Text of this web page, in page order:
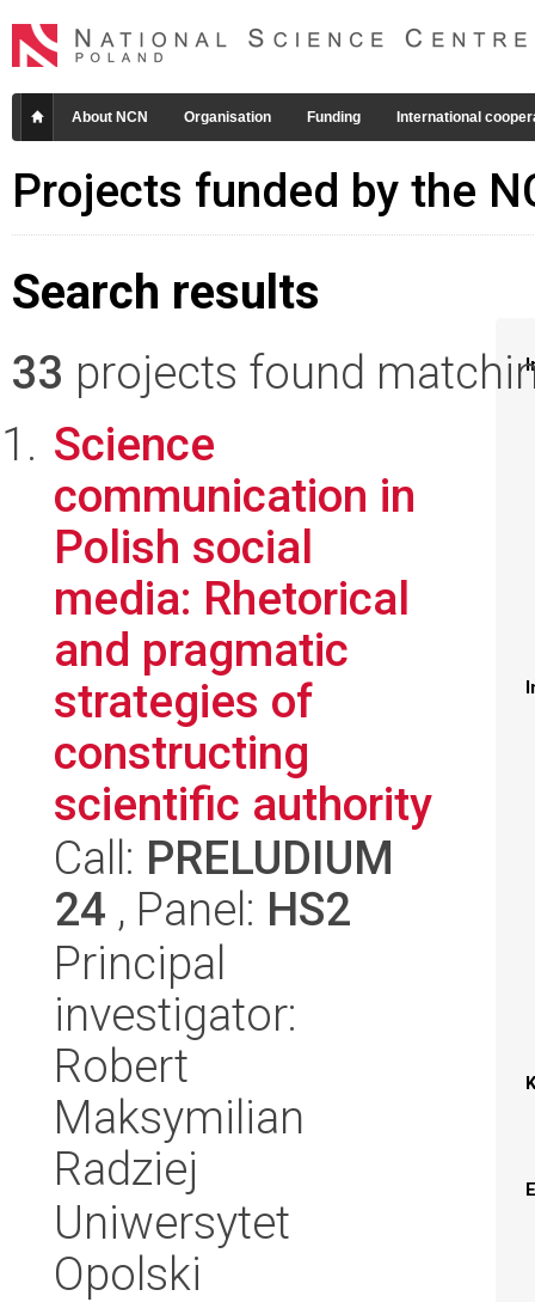
About NCN Organisation Funding International
Projects funded by the
Search results
33 projects found
Science
communication in
Polish social
media: Rhetorical
and pragmatic
strategies of
constructing
scientific authority
Call: PRELUDIUM
24 , Panel: HS2
Principal
investigator:
Robert
Maksymilian
Radziej
Uniwersytet
Opolski